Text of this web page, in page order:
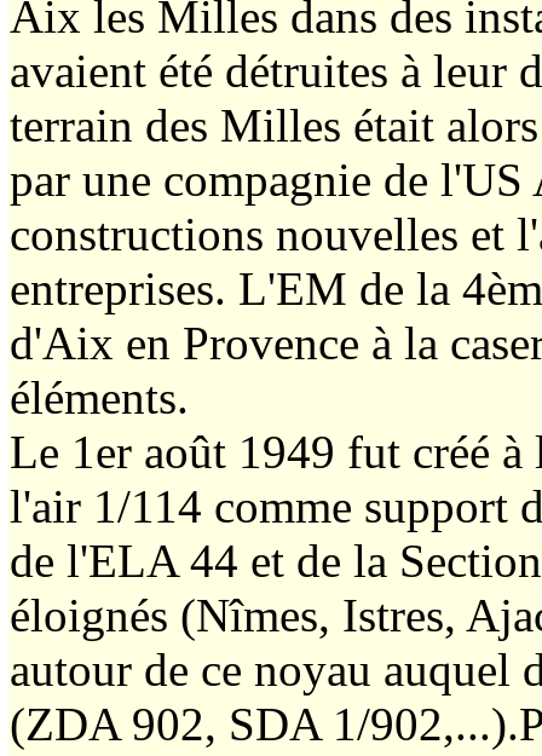
Aix les Milles dans des
avaient été détruites à leur
terrain des Milles était
par une compagnie de
constructions nouvelles et
entreprises. L'EM de la
d'Aix en Provence à la
éléments.
Le 1er août 1949 fut créé
l'air 1/114 comme support
de l'ELA 44 et de la
éloignés (Nîmes, Istres,
autour de ce noyau auquel
(ZDA 902, SDA 1/